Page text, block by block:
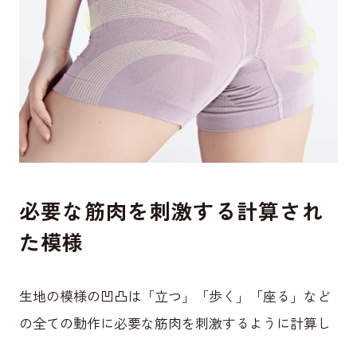
必要な筋肉を刺激する計算され
た模様
生地の模様の凹凸は「立つ」「歩く」「座る」など
の全ての動作に必要な筋肉を刺激するように計算し